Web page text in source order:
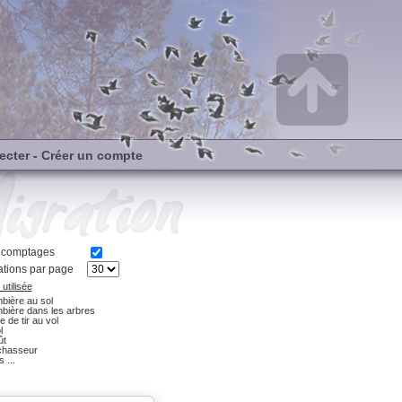
- Créer un compte
par page
au sol
dans les arbres
de tir au vol
...